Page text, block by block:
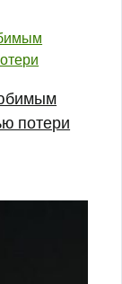
потери